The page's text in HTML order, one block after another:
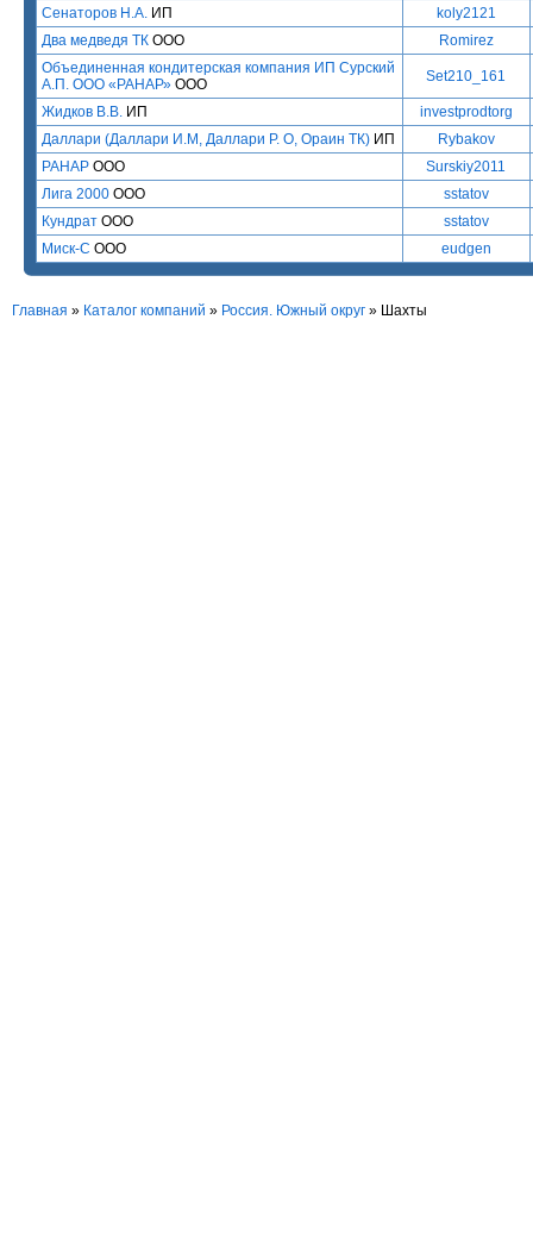
Сенаторов Н.А. ИП
koly2121
Два медведя ТК ООО
Romirez
Объединенная кондитерская компания ИП Сурский
А.П. ООО «РАНАР» ООО Set210_161
Жидков В.В. ИП
investprodtorg
Даллари (Даллари И.М, Даллари Р. О, Ораин ТК) ИП
Rybakov
РАНАР ООО
Surskiy2011
Лига 2000 ООО
sstatov
Кундрат ООО
sstatov
Миск-С ООО eudgen
Главная » Каталог компаний » Россия. Южный округ » Шахты